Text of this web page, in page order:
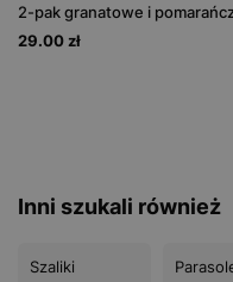
29.00 zł
Inni szukali również
Szaliki